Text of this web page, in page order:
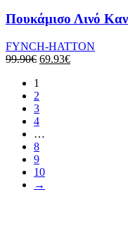
Πουκάμισο Λινό
FYNCH-HATTON
99.90€ 69.93€
1
2
3
4
…
8
9
10
→